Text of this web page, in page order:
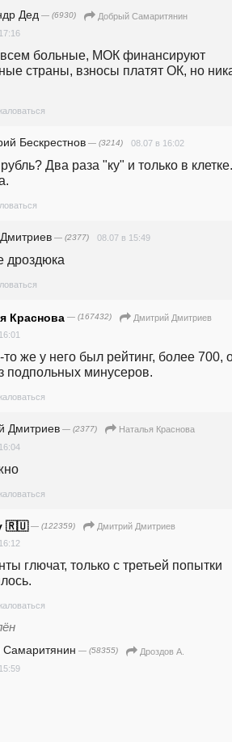
Дед — (6930)
Добрый Самаритянин
больные, МОК финансируют
страны, взносы платят ОК, но
Бескрестнов — (3214) 08.07 в 16:02
Два раза "ку" и только в клетке.
— (2377) 08.07 в 15:49
дроздюка
Краснова — (167432)
Дмитрий Дмитриев
то же у него был рейтинг, более 700,
подпольных минусеров.
Дмитриев — (2377)
Наталья Краснова
🇷🇺— (122359)
Дмитрий Дмитриев
глючат, только с третьей попытки
— (58355)
Дроздов А.